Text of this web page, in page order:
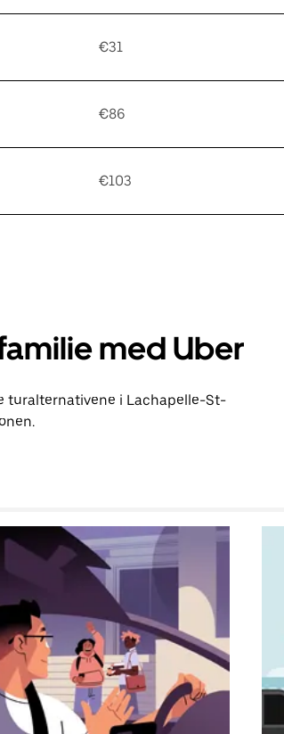
€31
€86
€103
med Uber
turalternativene i Lachapelle-St-